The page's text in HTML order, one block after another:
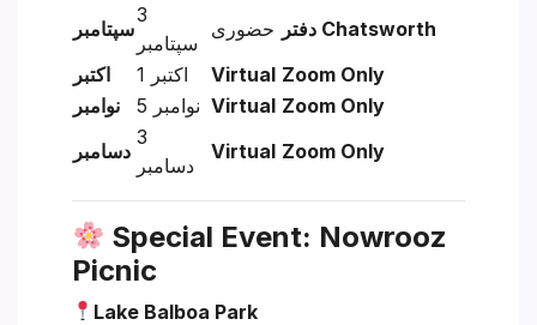
سپتامبر
3
سپتامبر
حضوری
دفتر Chatsworth
اکتبر
1 اکتبر Virtual Zoom Only
نوامبر
5 نوامبر Virtual Zoom Only
دسامبر
3
دسامبر
Virtual Zoom Only
Special Event: Nowrooz
Picnic
Lake Balboa Park